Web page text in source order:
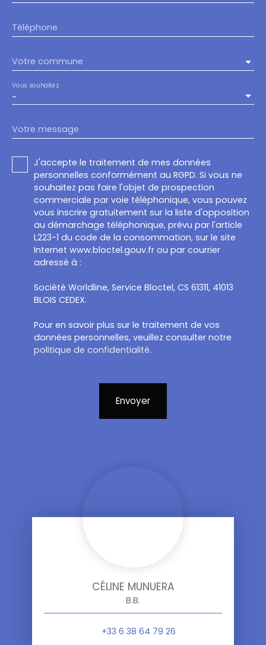
Téléphone
Votre commune
-
Vous souhaitez
Votre message
J'accepte le traitement de mes données
personnelles conformément au RGPD. Si vous ne
souhaitez pas faire l'objet de prospection
commerciale par voie téléphonique, vous pouvez
vous inscrire gratuitement sur la liste d'opposition
au démarchage téléphonique, prévu par l'article
L223-1 du code de la consommation, sur le site
Internet www.bloctel.gouv.fr ou par courrier
adressé à :
Société Worldline, Service Bloctel, CS 61311, 41013
BLOIS CEDEX.
Pour en savoir plus sur le traitement de vos
données personnelles, veuillez consulter notre
politique de confidentialité.
Envoyer
CÉLINE MUNUERA
B.B.
+33 6 38 64 79 26